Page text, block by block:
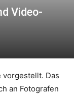
Video-
vorgestellt. Das
an Fotografen